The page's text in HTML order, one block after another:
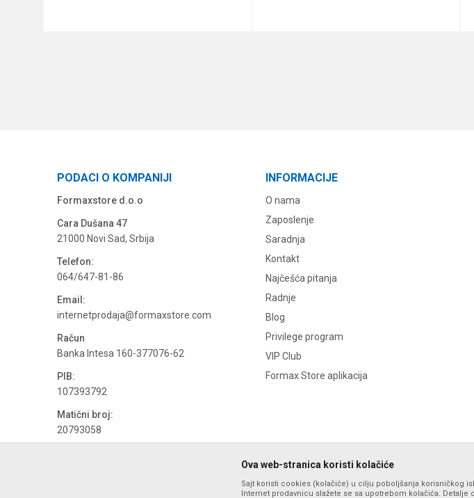
PODACI O KOMPANIJI
Formaxstore d.o.o
Cara Dušana 47
21000 Novi Sad, Srbija
Telefon:
064/647-81-86
Email:
internetprodaja@formaxstore.com
Račun
Banka Intesa 160-377076-62
PIB:
107393792
Matični broj:
20793058
INFORMACIJE
O nama
Zaposlenje
Saradnja
Kontakt
Najčešća pitanja
Radnje
Blog
Privilege program
VIP Club
Formax Store aplikacija
Ova web-stranica koristi kolačiće
Sajt koristi cookies (kolačiće) u cilju poboljšanja korisničkog
Internet prodavnicu slažete se sa upotrebom kolačića.